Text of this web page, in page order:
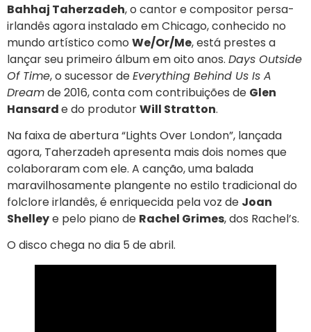
Bahhaj Taherzadeh, o cantor e compositor persa-
irlandês agora instalado em Chicago, conhecido no
mundo artístico como We/Or/Me, está prestes a
lançar seu primeiro álbum em oito anos. Days Outside
Of Time, o sucessor deEverything Behind Us Is A
Dreamde 2016, conta com contribuições de Glen
Hansarde do produtorWill Stratton.
Na faixa de abertura “Lights Over London”, lançada
agora, Taherzadeh apresenta mais dois nomes que
colaboraram com ele. A canção, uma balada
maravilhosamente plangente no estilo tradicional do
folclore irlandês, é enriquecida pela voz de Joan
Shelleye pelo piano de Rachel Grimes, dos Rachel’s.
O disco chega no dia 5 de abril.